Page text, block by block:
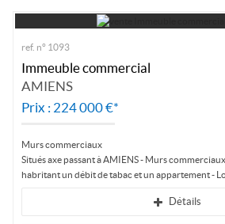
ref. n° 1093
Immeuble commercial
AMIENS
Prix : 224 000 €*
Murs commerciaux
Situés axe passant à AMIENS - Murs
habritant un débit de tabac et un appartement -
Détails